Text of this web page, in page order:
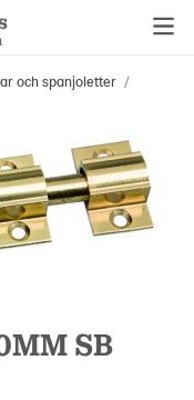
och spanjoletter /
SB